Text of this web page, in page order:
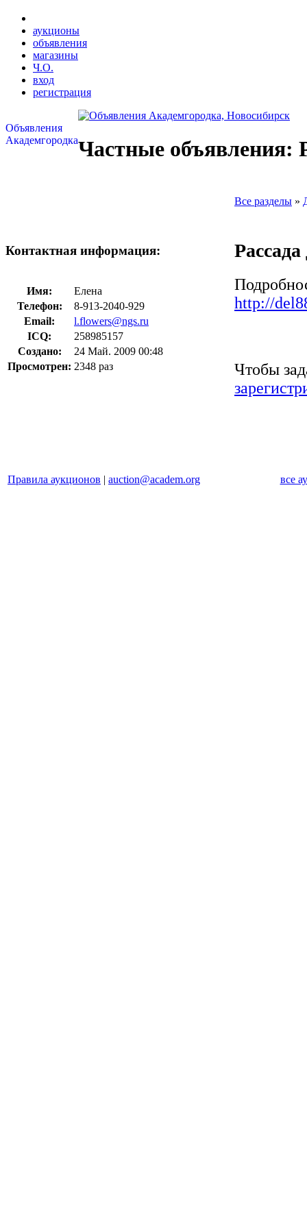
аукционы
объявления
магазины
Ч.О.
вход
регистрация
Объявления
АкадемгородкаЧастные объявления:
Контактная информация:
Имя:
Елена
Телефон:
8-913-2040-929
Email:
l.flowers@ngs.ru
ICQ:
258985157
Создано:
24 Май. 2009 00:48
Просмотрен: 2348 раз
Все разделы »
http://
Чтобы
Правила аукционов | auction@academ.org все